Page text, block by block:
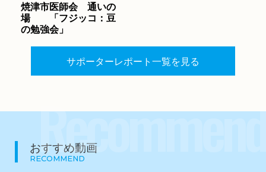
焼津市医師会 通いの
場 「フジッコ：豆
の勉強会」
サポーターレポート一覧を見る
Recommend
おすすめ動画
RECOMMEND